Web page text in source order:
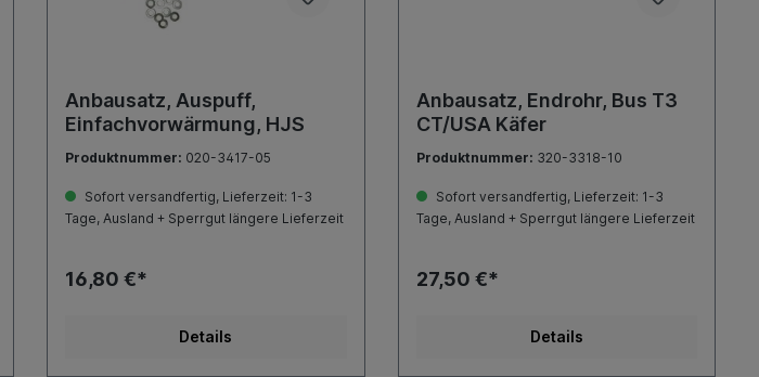
Anbausatz, Auspuff,
Einfachvorwärmung, HJS
Produktnummer: 020-3417-05
Sofort versandfertig, Lieferzeit: 1-3
Tage, Ausland + Sperrgut längere Lieferzeit
16,80 €*
Details
Anbausatz, Endrohr, Bus T3
CT/USA Käfer
Produktnummer: 320-3318-10
Sofort versandfertig, Lieferzeit: 1-3
Tage, Ausland + Sperrgut längere Lieferzeit
27,50 €*
Details